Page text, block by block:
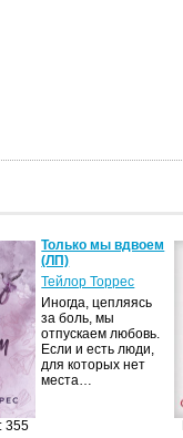
355
Только мы вдвоем
(ЛП)
Тейлор Торрес
Иногда, цепляясь
за боль, мы
отпускаем любовь.
Если и есть люди,
для которых нет
места…